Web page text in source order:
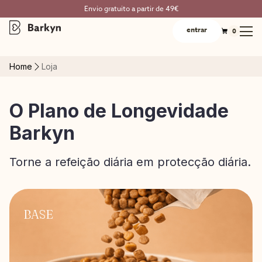
Envio gratuito a partir de 49€
entrar 0
Home Loja
O Plano de Longevidade
Barkyn
Torne a refeição diária em protecção diária.
BASE